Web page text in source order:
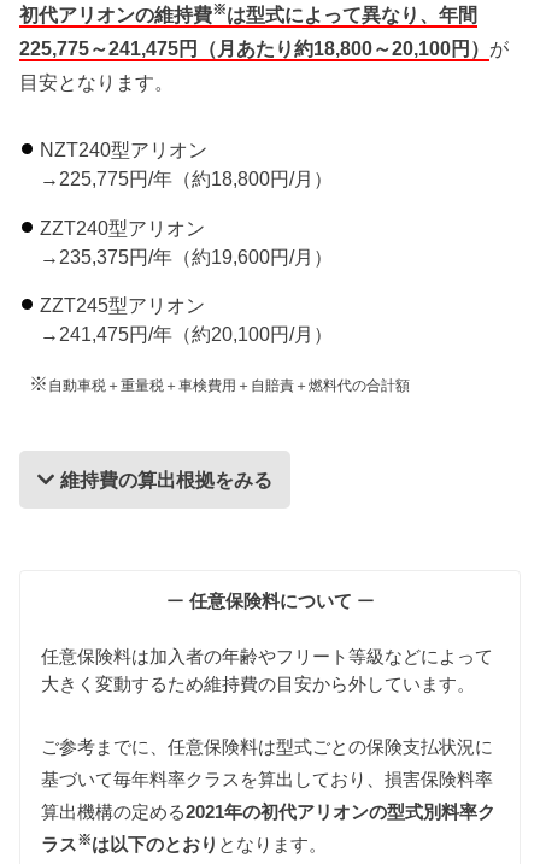
初代アリオンの維持費※は型式によって異なり、年間
225,775～241,475円（月あたり約18,800～20,100円） が
目安となります。
NZT240型アリオン
→225,775円/年（約18,800円/月）
ZZT240型アリオン
→235,375円/年（約19,600円/月）
ZZT245型アリオン
→241,475円/年（約20,100円/月）
※ 自動車税＋重量税＋車検費用＋自賠責＋燃料代の合計額
維持費の算出根拠をみる
維持費の算出根拠
自動車税
自動車税は排気量によって異なります。
NZT240型アリオンは1000〜1500cc、
ー 任意保険料について ー
任意保険料は加入者の年齢やフリート等級などによって
大きく変動するため維持費の目安から外しています。
ご参考までに、任意保険料は型式ごとの保険支払状況に
基づいて毎年料率クラスを算出しており、損害保険料率
算出機構の定める2021年の初代アリオンの型式別料率ク
ラス※は以下のとおり となります。